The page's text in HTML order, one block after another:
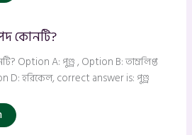
কোনটি?
Option A: পুণ্ড্র , Option B: তাম্রলিপ্ত
হরিকেল, correct answer is: পুণ্ড্র